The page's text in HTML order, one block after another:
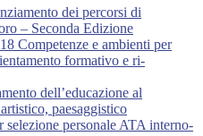
dei percorsi di
– Seconda Edizione
Competenze e ambienti per
formativo e ri-
dell’educazione al
paesaggistico
personale ATA interno-